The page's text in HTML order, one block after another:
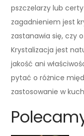
pszczelarzy lub
zagadnieniem jest
zastanawia się, czy
Krystalizacja jest
jakość ani
pytać o różnice
zastosowanie w